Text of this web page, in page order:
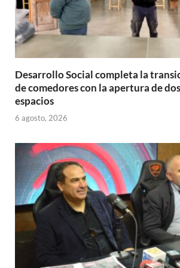
Desarrollo Social completa la
de comedores con la apertura de
espacios
6 agosto, 2026